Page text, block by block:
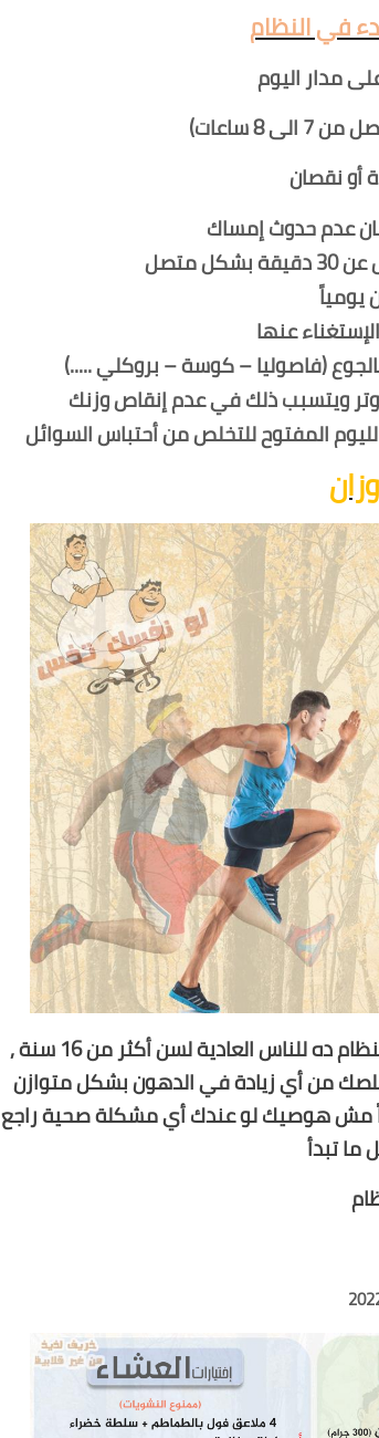
في النظام
8 ساعات)
أو نقصان
عدم حدوث إمساك
متصل
يومياً
عنها
(فاصوليا – كوسة – بروكلي .....)
ويتسبب ذلك في عدم إنقاص وزنك
المفتوح للتخلص من أحتباس السوائل
نظام جميل ونتائجه رائعة وده هتشوفه بنفسك لما تجربه وطبعاً النظام ده للناس العادية لسن أكثر من 16 سنة ,
من أي زيادة في الدهون بشكل متوازن
هوصيك لو عندك أي مشكلة صحية راجع
تبدأ